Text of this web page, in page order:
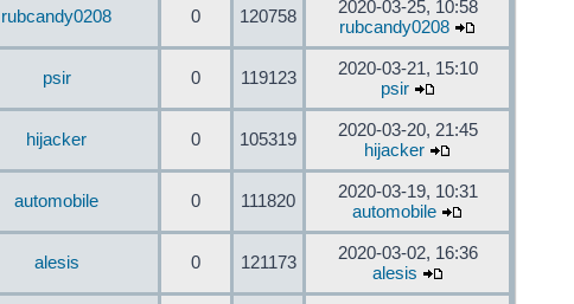
rubcandy0208 0 120758
2020-03-25, 10:58
rubcandy0208
psir 0 119123
2020-03-21, 15:10
psir
hijacker 0 105319
2020-03-20, 21:45
hijacker
automobile 0 111820
2020-03-19, 10:31
automobile
alesis 0 121173
2020-03-02, 16:36
alesis